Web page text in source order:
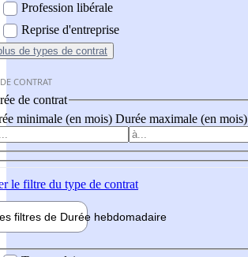
Profession libérale
Reprise d'entreprise
de types de contrat
CONTRAT
de contrat
minimale (en mois) Durée maximale (en mois)
le filtre du type de contrat
filtres de Durée hebdomadaire